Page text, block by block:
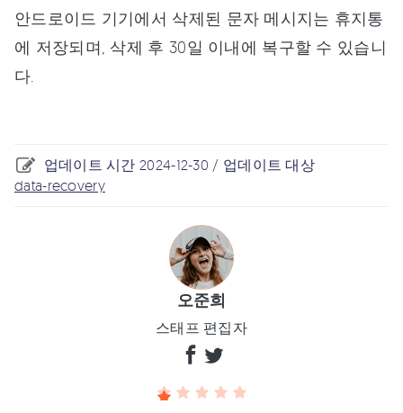
안드로이드 기기에서 삭제된 문자 메시지는 휴지통
에 저장되며, 삭제 후 30일 이내에 복구할 수 있습니
다.
업데이트 시간 2024-12-30 / 업데이트 대상
data-recovery
오준희
스태프 편집자